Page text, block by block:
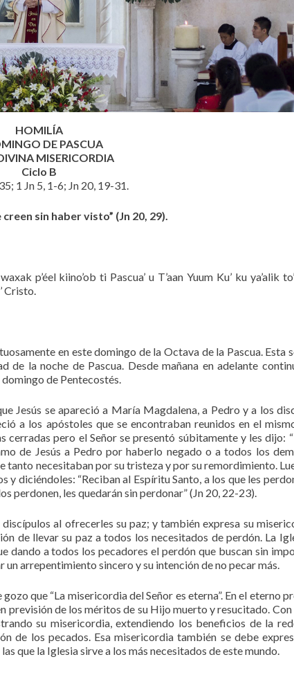
HOMILÍA
DE PASCUA
MISERICORDIA
Ciclo B
1 Jn 5, 1-6; Jn 20, 19-31.
sin haber visto” (Jn 20, 29).
p’éel kiino’ob ti Pascua’ u T’aan Yuum Ku’ ku ya’alik
Cristo.
en este domingo de la Octava de la Pascua. Esta
de la noche de Pascua. Desde mañana en adelante
de Pentecostés.
Jesús se apareció a María Magdalena, a Pedro y a los
a los apóstoles que se encontraban reunidos en el
cerradas pero el Señor se presentó súbitamente y les dijo:
de Jesús a Pedro por haberlo negado o a todos los
tanto necesitaban por su tristeza y por su remordimiento.
diciéndoles: “Reciban al Espíritu Santo, a los que les
perdonen, les quedarán sin perdonar” (Jn 20, 22-23).
al ofrecerles su paz; y también expresa su
de llevar su paz a todos los necesitados de perdón. La
dando a todos los pecadores el perdón que buscan sin
arrepentimiento sincero y su intención de no pecar más.
que “La misericordia del Señor es eterna”. En el eterno
previsión de los méritos de su Hijo muerto y resucitado.
su misericordia, extendiendo los beneficios de la
de los pecados. Esa misericordia también se debe
que la Iglesia sirve a los más necesitados de este mundo.